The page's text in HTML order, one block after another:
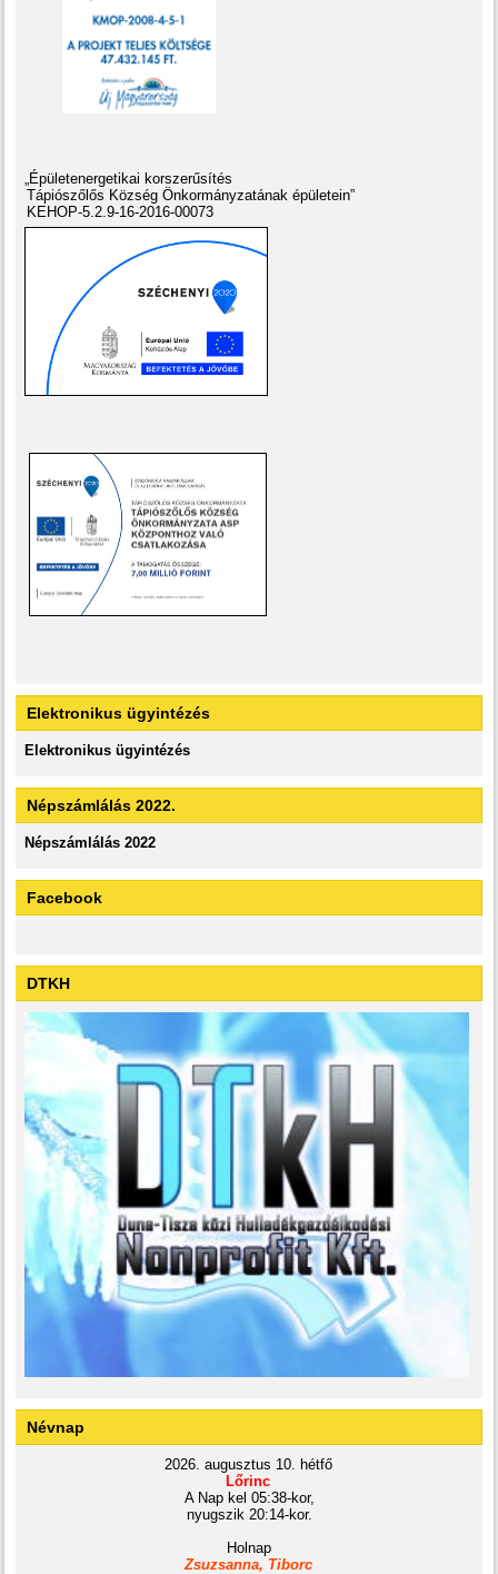
„Épületenergetikai korszerűsítés
Tápiószőlős Község Önkormányzatának épületein”
KEHOP-5.2.9-16-2016-00073
Elektronikus ügyintézés
Elektronikus ügyintézés
Népszámlálás 2022.
Népszámlálás 2022
Facebook
DTKH
Névnap
2026. augusztus 10. hétfő
Lőrinc
A Nap kel 05:38-kor,
nyugszik 20:14-kor.
Holnap
Zsuzsanna, Tiborc